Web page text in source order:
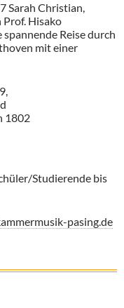
Sarah Christian,
Hisako
Reise durch
mit einer
1802
Studierende bis
pasing.de